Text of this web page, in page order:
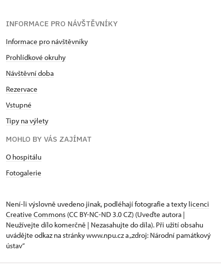
INFORMACE PRO NÁVŠTĚVNÍKY
Informace pro návštěvníky
Prohlídkové okruhy
Návštěvní doba
Rezervace
Vstupné
Tipy na výlety
MOHLO BY VÁS ZAJÍMAT
O hospitálu
Fotogalerie
Není-li výslovně uvedeno jinak, podléhají fotografie a texty licenci
Creative Commons (CC BY-NC-ND 3.0 CZ) (Uveďte autora |
Neužívejte dílo komerčně | Nezasahujte do díla). Při užití obsahu
uvádějte odkaz na stránky www.npu.cz a „zdroj: Národní památkový
ústav“